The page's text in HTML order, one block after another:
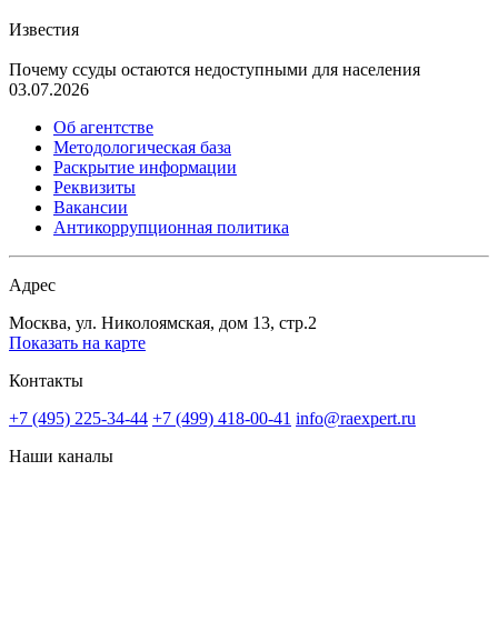
Известия
Почему ссуды остаются недоступными для населения
03.07.2026
Об агентстве
Методологическая база
Раскрытие информации
Реквизиты
Вакансии
Антикоррупционная политика
Адрес
Москва, ул. Николоямская, дом 13, стр.2
Показать на карте
Контакты
+7 (495) 225-34-44 +7 (499) 418-00-41 info@raexpert.ru
Наши каналы